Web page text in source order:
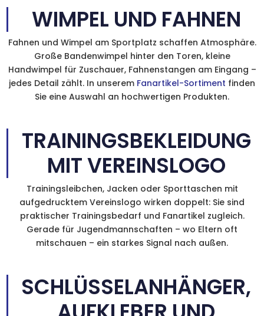
WIMPEL UND FAHNEN
Fahnen und Wimpel am Sportplatz schaffen Atmosphäre.
Große Bandenwimpel hinter den Toren, kleine
Handwimpel für Zuschauer, Fahnenstangen am Eingang –
jedes Detail zählt. In unserem Fanartikel-Sortiment finden
Sie eine Auswahl an hochwertigen Produkten.
TRAININGSBEKLEIDUNG
MIT VEREINSLOGO
Trainingsleibchen, Jacken oder Sporttaschen mit
aufgedrucktem Vereinslogo wirken doppelt: Sie sind
praktischer Trainingsbedarf und Fanartikel zugleich.
Gerade für Jugendmannschaften – wo Eltern oft
mitschauen – ein starkes Signal nach außen.
SCHLÜSSELANHÄNGER,